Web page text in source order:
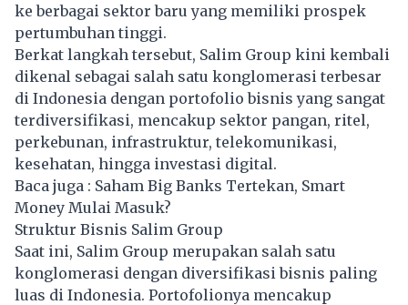
ke berbagai sektor baru yang memiliki prospek
pertumbuhan tinggi.
Berkat langkah tersebut, Salim Group kini kembali
dikenal sebagai salah satu konglomerasi terbesar
di Indonesia dengan portofolio bisnis yang sangat
terdiversifikasi, mencakup sektor pangan, ritel,
perkebunan, infrastruktur, telekomunikasi,
kesehatan, hingga investasi digital.
Baca juga : Saham Big Banks Tertekan, Smart
Money Mulai Masuk?
Struktur Bisnis Salim Group
Saat ini, Salim Group merupakan salah satu
konglomerasi dengan diversifikasi bisnis paling
luas di Indonesia. Portofolionya mencakup